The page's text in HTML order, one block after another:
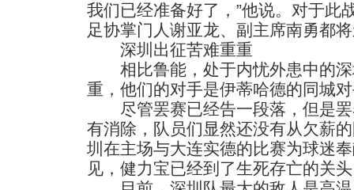
我们已经准备好了，”他说。对于此
足协掌门人谢亚龙、副主席南勇都
深圳出征苦难重重
相比鲁能，处于内忧外患中的深
重，他们的对手是伊蒂哈德的同城
尽管罢赛已经告一段落，但是罢
有消除，队员们显然还没有从欠薪
圳在主场与大连实德的比赛为球迷
见，健力宝已经到了生死存亡的关